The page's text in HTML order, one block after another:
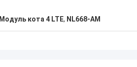
Модуль кота 4 LTE, NL668-AM